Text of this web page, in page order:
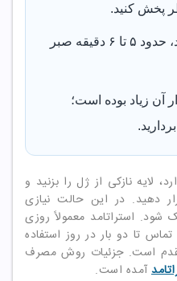
پخش کنید.
اگر پانسمان ثانویه ندارید، حدود ۵ تا ۶ دقیقه صبر
آن زیاد بوده است؛
لایه نازکی از ژل را بزنید و
دهید. در این حالت نیازی
استراتامد معمولاً روزی
تا دو بار در روز استفاده
است. جزئیات روش مصرف
آمده است.